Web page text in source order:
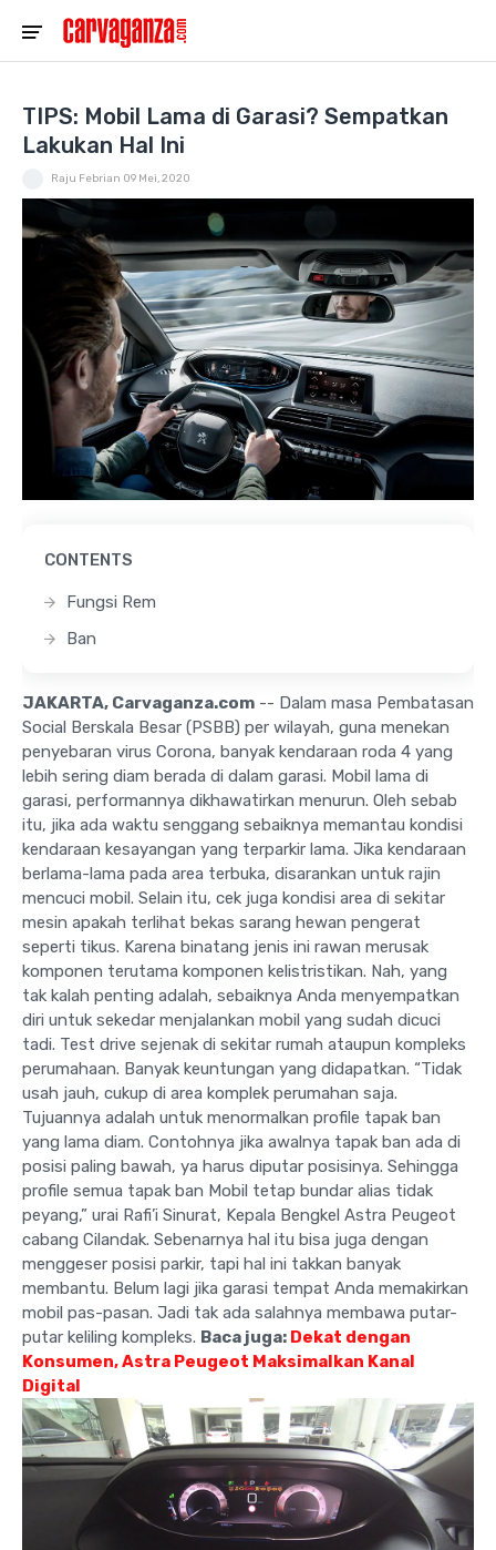
TIPS: Mobil Lama di Garasi? Sempatkan
Lakukan Hal Ini
Raju Febrian 09 Mei, 2020
CONTENTS
Fungsi Rem
Ban
JAKARTA, Carvaganza.com -- Dalam masa Pembatasan
Social Berskala Besar (PSBB) per wilayah, guna menekan
penyebaran virus Corona, banyak kendaraan roda 4 yang
lebih sering diam berada di dalam garasi. Mobil lama di
garasi, performannya dikhawatirkan menurun. Oleh sebab
itu, jika ada waktu senggang sebaiknya memantau kondisi
kendaraan kesayangan yang terparkir lama. Jika kendaraan
berlama-lama pada area terbuka, disarankan untuk rajin
mencuci mobil. Selain itu, cek juga kondisi area di sekitar
mesin apakah terlihat bekas sarang hewan pengerat
seperti tikus. Karena binatang jenis ini rawan merusak
komponen terutama komponen kelistristikan. Nah, yang
tak kalah penting adalah, sebaiknya Anda menyempatkan
diri untuk sekedar menjalankan mobil yang sudah dicuci
tadi. Test drive sejenak di sekitar rumah ataupun kompleks
perumahaan. Banyak keuntungan yang didapatkan. “Tidak
usah jauh, cukup di area komplek perumahan saja.
Tujuannya adalah untuk menormalkan profile tapak ban
yang lama diam. Contohnya jika awalnya tapak ban ada di
posisi paling bawah, ya harus diputar posisinya. Sehingga
profile semua tapak ban Mobil tetap bundar alias tidak
peyang,” urai Rafi’i Sinurat, Kepala Bengkel Astra Peugeot
cabang Cilandak. Sebenarnya hal itu bisa juga dengan
menggeser posisi parkir, tapi hal ini takkan banyak
membantu. Belum lagi jika garasi tempat Anda memakirkan
mobil pas-pasan. Jadi tak ada salahnya membawa putar-
putar keliling kompleks. Baca juga: Dekat dengan
Konsumen, Astra Peugeot Maksimalkan Kanal
Digital